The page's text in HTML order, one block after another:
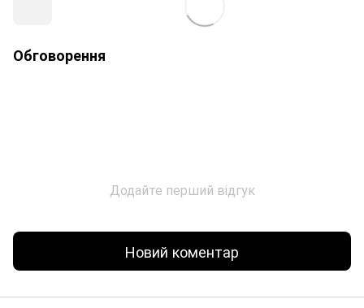
Обговорення
Додайте перший відгук
Новий коментар